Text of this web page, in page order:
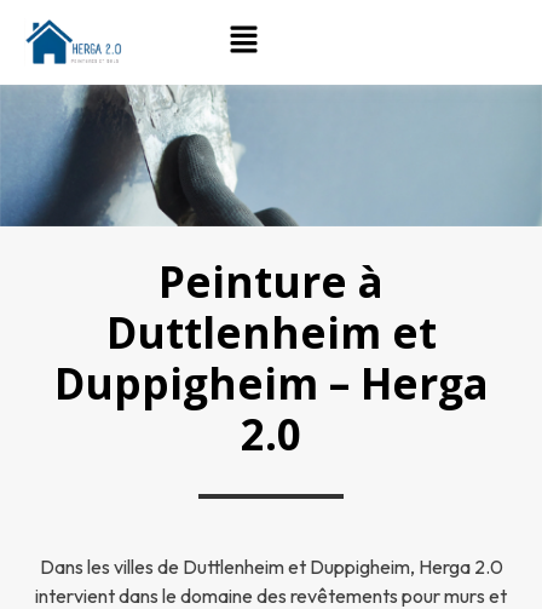
Peinture à
Duttlenheim et
Duppigheim – Herga
2.0
Dans les villes de Duttlenheim et Duppigheim, Herga 2.0
intervient dans le domaine des revêtements pour murs et